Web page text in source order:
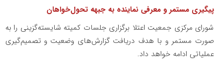
پیگیری مستمر و معرفی نماینده به جبهه تحول‌خواهان
شورای مرکزی جمعیت اعتلا برگزاری جلسات کمیته شایسته‌گزینی را به
صورت مستمر و با هدف دریافت گزارش‌های وضعیت و تصمیم‌گیری
عملیاتی ادامه خواهد داد.